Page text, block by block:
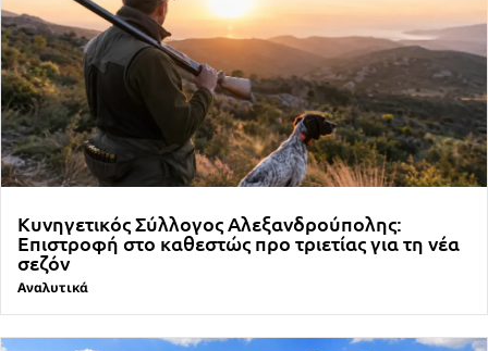
Κυνηγετικός Σύλλογος Αλεξανδρούπολης:
Επιστροφή στο καθεστώς προ τριετίας για τη νέα
σεζόν
Αναλυτικά